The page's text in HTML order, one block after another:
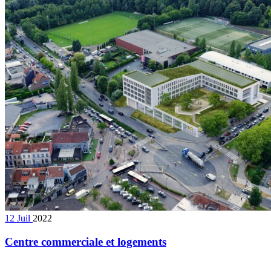
12 Juil 2022
Centre commerciale et logements